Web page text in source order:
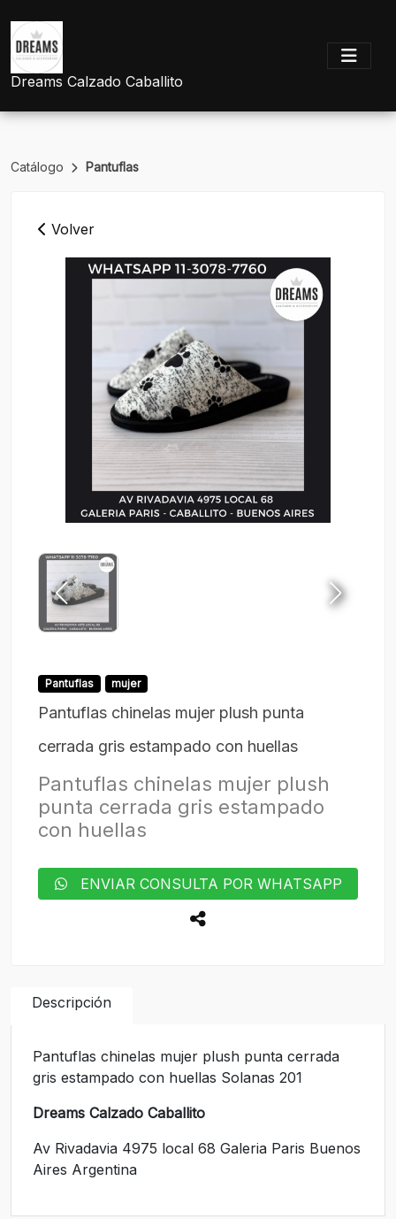
Dreams Calzado Caballito
Catálogo Pantuflas
Volver
Pantuflas mujer
Pantuflas chinelas mujer plush punta
cerrada gris estampado con huellas
Pantuflas chinelas mujer plush
punta cerrada gris estampado
con huellas
ENVIAR CONSULTA POR WHATSAPP
Descripción
Pantuflas chinelas mujer plush punta cerrada
gris estampado con huellas Solanas 201
Dreams Calzado Caballito
Av Rivadavia 4975 local 68 Galeria Paris Buenos
Aires Argentina